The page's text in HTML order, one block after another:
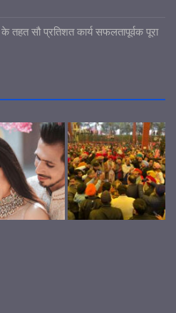
सौ प्रतिशत कार्य सफलतापूर्वक पूरा